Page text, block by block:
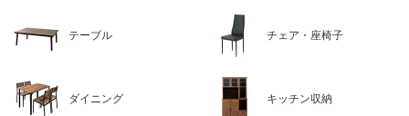
テーブル チェア・座椅子
ダイニング キッチン収納